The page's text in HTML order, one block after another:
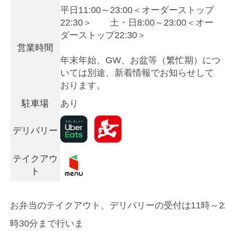
営業時間
平日11:00～23:00＜オーダーストップ
22:30＞ 土・日8:00～23:00＜オー
ダーストップ22:30＞
年末年始、GW、お盆等（繁忙期）につ
いては別途、新着情報でお知らせして
おります。
駐車場
あり
デリバリー
テイクアウ
ト
お弁当のテイクアウト、デリバリーの受付は11時～
時30分まで行いま